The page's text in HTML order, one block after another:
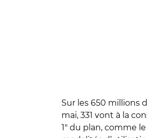
Sur les 650 millions
mai, 331 vont à la
1" du plan, comme